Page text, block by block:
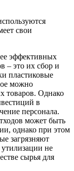
свои
эффективных
– это их сбор и
пластиковые
можно
товаров. Однако
в
персонала.
может быть
однако при этом
загрязняют
не
сырья для